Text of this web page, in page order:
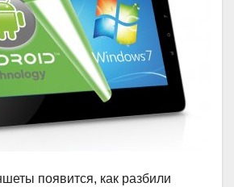
появится, как разбили